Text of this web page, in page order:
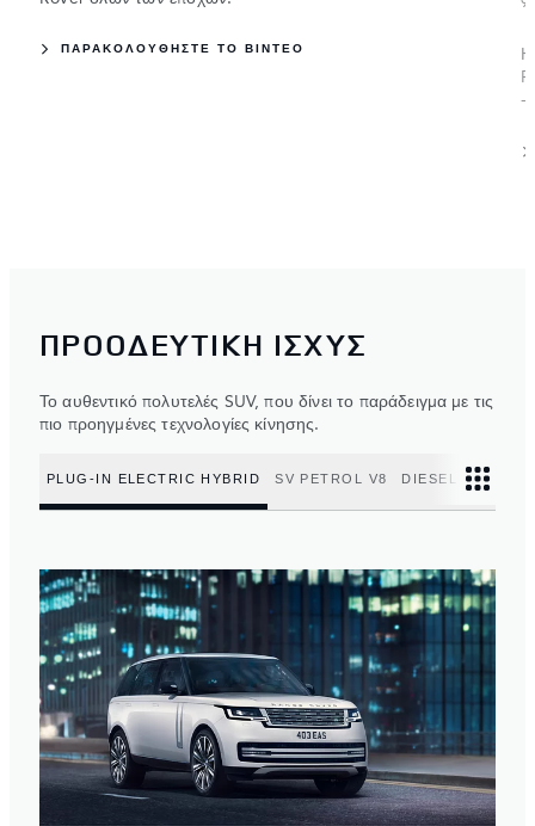
ΠΑΡΑΚΟΛΟΥΘΗΣΤΕ ΤΟ ΒΙΝΤΕΟ
9
Η
-
ΠΡΟΟΔΕΥΤΙΚΗ ΙΣΧΥΣ
Το αυθεντικό πολυτελές SUV, που δίνει το παράδειγμα με τις
πιο προηγμένες τεχνολογίες κίνησης.
PLUG-IN ELECTRIC HYBRID SV PETROL V8 DIESEL MILD